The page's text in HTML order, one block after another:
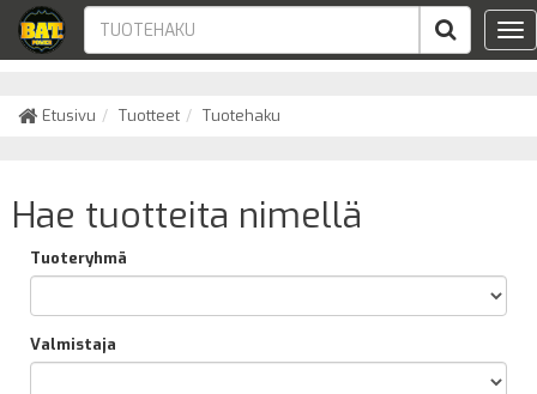
Etusivu Tuotteet Tuotehaku
Hae tuotteita nimellä
Tuoteryhmä
Valmistaja